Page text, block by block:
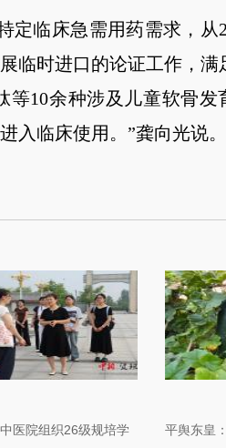
定临床急需用药需求，从
临时进口的论证工作，满
等10余种涉及儿童软骨发
入临床使用。”龚向光说。
医院组织26级规培学 平舆东皇